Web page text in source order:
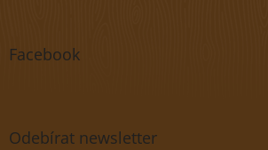
Facebook
Odebírat newsletter